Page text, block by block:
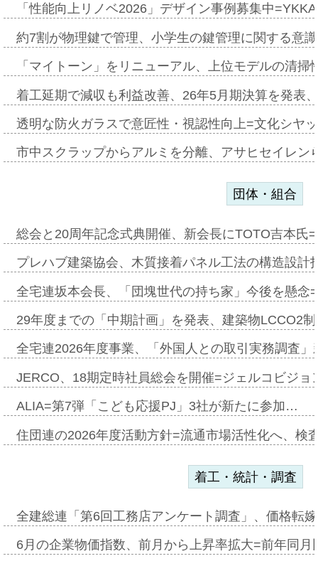
「性能向上リノベ2026」デザイン事例募集中
約7割が物理鍵で管理、小学生の鍵管理に関する意
「マイトーン」をリニューアル、上位モデルの清
着工延期で減収も利益改善、26年5月期決算を発表
透明な防火ガラスで意匠性・視認性向上=文化シヤ
市中スクラップからアルミを分離、アサヒセイレ
団体・組合
総会と20周年記念式典開催、新会長にTOTO吉本氏
プレハブ建築協会、木質接着パネル工法の構造設
全宅連坂本会長、「団塊世代の持ち家」今後を懸
29年度までの「中期計画」を発表、建築物LCCO2
全宅連2026年度事業、「外国人との取引実務調査
JERCO、18期定時社員総会を開催=ジェルコビジ
ALIA=第7弾「こども応援PJ」3社が新たに参加…
住団連の2026年度活動方針=流通市場活性化へ、検
着工・統計・調査
全建総連「第6回工務店アンケート調査」、価格転
6月の企業物価指数、前月から上昇率拡大=前年同